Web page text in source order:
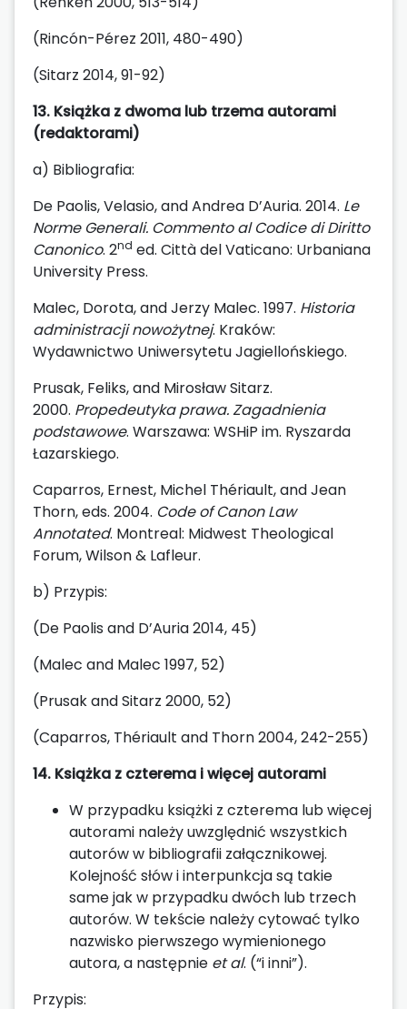
(Rincón-Pérez 2011, 480-490)
(Sitarz 2014, 91-92)
13. Książka z dwoma lub trzema autorami
(redaktorami)
a) Bibliografia:
De Paolis, Velasio, and Andrea D’Auria. 2014. Le
Norme Generali. Commento al Codice di Diritto
Canonico. 2nd ed. Città del Vaticano: Urbaniana
University Press.
Malec, Dorota, and Jerzy Malec. 1997. Historia
administracji nowożytnej. Kraków:
Wydawnictwo Uniwersytetu Jagiellońskiego.
Prusak, Feliks, and Mirosław Sitarz.
2000. Propedeutyka prawa. Zagadnienia
podstawowe. Warszawa: WSHiP im. Ryszarda
Łazarskiego.
Caparros, Ernest, Michel Thériault, and Jean
Thorn, eds. 2004. Code of Canon Law
Annotated. Montreal: Midwest Theological
Forum, Wilson & Lafleur.
b) Przypis:
(De Paolis and D’Auria 2014, 45)
(Malec and Malec 1997, 52)
(Prusak and Sitarz 2000, 52)
(Caparros, Thériault and Thorn 2004, 242-255)
14. Książka z czterema i więcej autorami
W przypadku książki z czterema lub więcej
autorami należy uwzględnić wszystkich
autorów w bibliografii załącznikowej.
Kolejność słów i interpunkcja są takie
same jak w przypadku dwóch lub trzech
autorów. W tekście należy cytować tylko
nazwisko pierwszego wymienionego
autora, a następnie et al. (“i inni”).
Przypis: